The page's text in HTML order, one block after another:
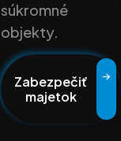
súkromné
objekty.
Zabezpečiť
majetok